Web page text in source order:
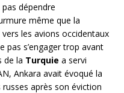
dépendre
même que la
les avions occidentaux
pas s’engager trop avant
de la Turquie a servi
Ankara avait évoqué la
russes après son éviction